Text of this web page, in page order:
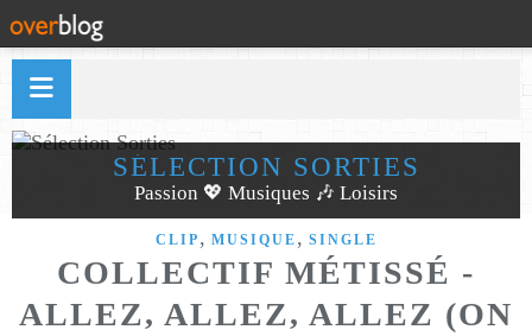
SÉLECTION SORTIES
Passion 💖 Musiques 🎶 Loisirs
CLIP , MUSIQUE , SINGLE
COLLECTIF MÉTISSÉ -
ALLEZ, ALLEZ, ALLEZ (ON